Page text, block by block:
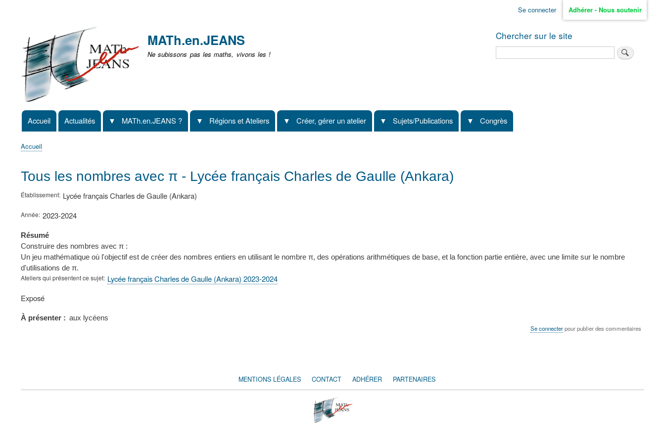
non
identifié
Se connecter Adhérer - Nous soutenir
MATh.en.JEANS
Ne subissons pas les maths, vivons les !
Chercher sur le site
Navigation
principale
Accueil Actualités MATh.en.JEANS ? Régions et Ateliers Créer, gérer un atelier Sujets/Publications Congrès
d'Ariane
Accueil
Tous les nombres avec π - Lycée français Charles de Gaulle (Ankara)
Établissement Lycée français Charles de Gaulle (Ankara)
Année 2023-2024
Résumé
Construire des nombres avec π :
Un jeu mathématique où l'objectif est de créer des nombres entiers en utilisant le nombre π, des opérations arithmétiques de base, et la fonction partie entière, avec une limite sur le nombre
d'utilisations de π.
Ateliers qui présentent ce sujet Lycée français Charles de Gaulle (Ankara) 2023-2024
Type
présentation
Exposé
À présenter aux lycéens
Se connecterpour publier des commentaires
FOOTER
MENTIONS LÉGALES CONTACT ADHÉRER PARTENAIRES